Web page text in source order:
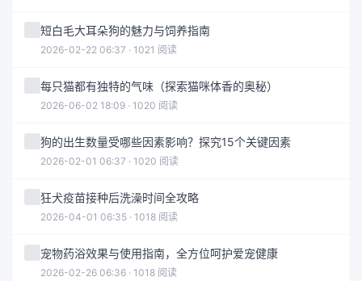
短白毛大耳朵狗的魅力与饲养指南
2026-02-22 06:37 · 1021 阅读
每只猫都有独特的气味（探索猫咪体香的奥秘）
2026-06-02 18:09 · 1020 阅读
狗的出生数量受哪些因素影响？探究15个关键因素
2026-02-01 06:37 · 1020 阅读
狂犬疫苗接种后洗澡时间全攻略
2026-04-01 06:35 · 1018 阅读
宠物药浴效果与使用指南，全方位呵护爱宠健康
2026-02-26 06:36 · 1018 阅读